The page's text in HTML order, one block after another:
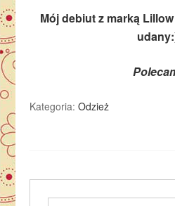
Mój debiut z marką
Kategoria:Odzież